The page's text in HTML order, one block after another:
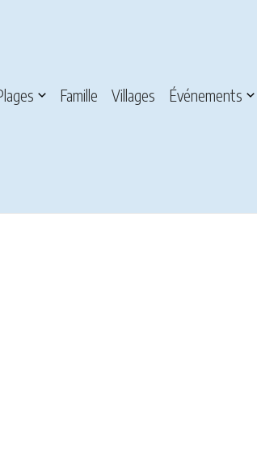
Famille Villages Événements